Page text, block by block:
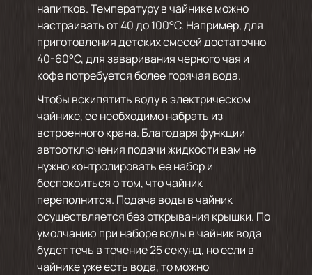
напитков. Температуру в чайнике можно
настраивать от 40 до 100°С. Например, для
приготовления детских смесей достаточно
40-60°С, для заваривания черного чая и
кофе потребуется более горячая вода.
Чтобы вскипятить воду в электрическом
чайнике, ее необходимо набрать из
встроенного крана. Благодаря функции
автоотключения подачи жидкости вам не
нужно контролировать ее набор и
беспокоиться о том, что чайник
переполнится. Подача воды в чайник
осуществляется без открывания крышки. По
умолчанию при наборе воды в чайник вода
будет течь в течение 25 секунд, но если в
чайнике уже есть вода, то можно